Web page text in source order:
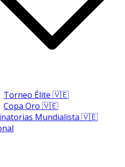
Torneo Élite 🇻🇪
Copa Oro 🇻🇪
Mundialista 🇻🇪